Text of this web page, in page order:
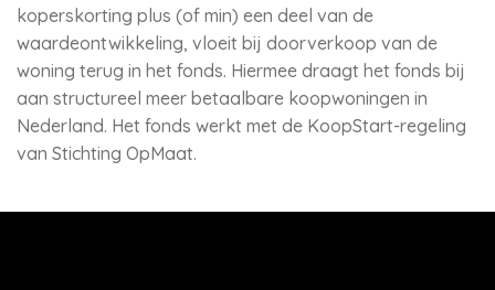
koperskorting plus (of min) een deel van de
waardeontwikkeling, vloeit bij doorverkoop van de
woning terug in het fonds. Hiermee draagt het fonds bij
aan structureel meer betaalbare koopwoningen in
Nederland. Het fonds werkt met de KoopStart-regeling
van Stichting OpMaat.